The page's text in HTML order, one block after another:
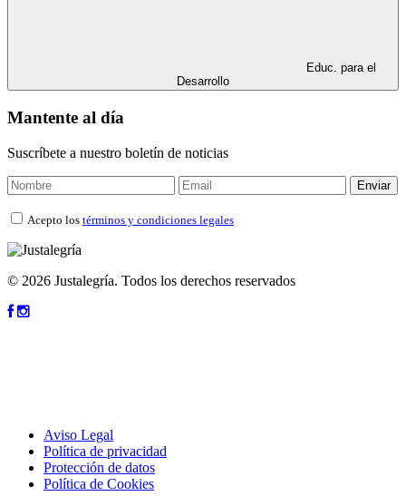
Desarrollo
Mantente al día
Suscríbete a nuestro boletín de noticias
Acepto los términos y condiciones legales
© 2026 Justalegría. Todos los derechos reservados
Aviso Legal
Política de privacidad
Protección de datos
Política de Cookies